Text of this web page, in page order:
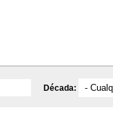
Década: